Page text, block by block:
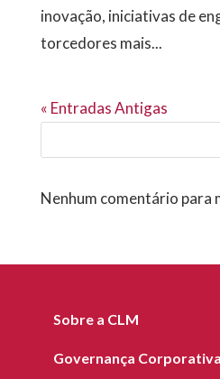
inovação, iniciativas de
torcedores mais...
« Entradas Antigas
Nenhum comentário para
Sobre a CLM
Governança Corporativa